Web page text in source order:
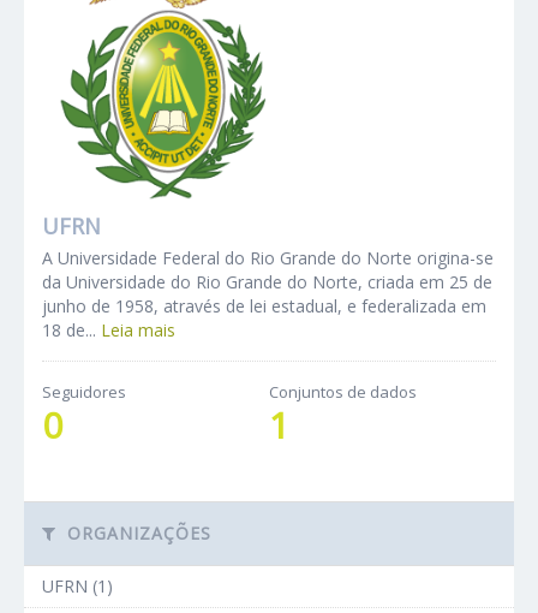
UFRN
A Universidade Federal do Rio Grande do Norte origina-se
da Universidade do Rio Grande do Norte, criada em 25 de
junho de 1958, através de lei estadual, e federalizada em
18 de... Leia mais
Seguidores
0
Conjuntos de dados
1
ORGANIZAÇÕES
UFRN (1)